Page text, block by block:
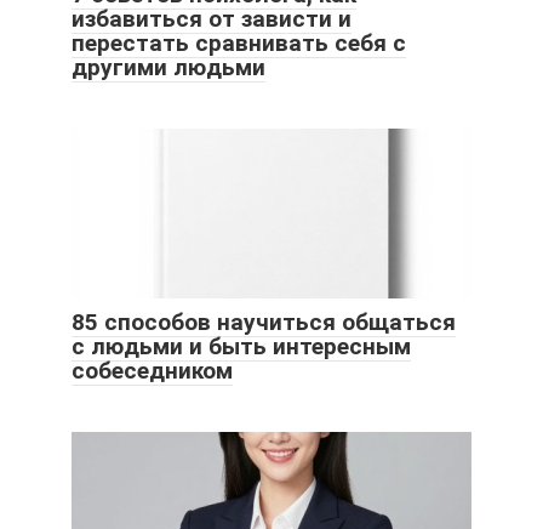
избавиться от зависти и
перестать сравнивать себя с
другими людьми
85 способов научиться общаться
с людьми и быть интересным
собеседником